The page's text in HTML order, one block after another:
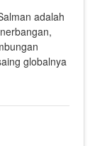
adalah
globalnya